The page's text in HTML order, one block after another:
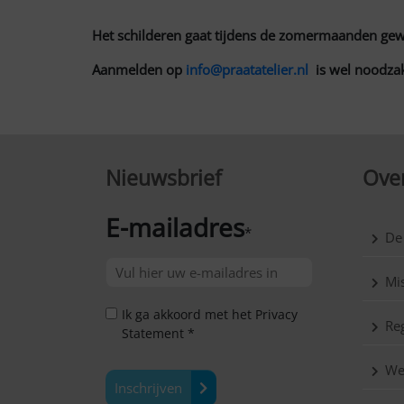
Het schilderen gaat tijdens de zomermaanden
Aanmelden op info@praatatelier.nl is wel
Nieuwsbrief
E-mailadres*
Ik ga akkoord met het Privacy
Statement *
Inschrijven